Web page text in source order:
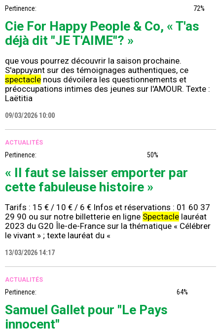
Pertinence: 72%
Cie For Happy People & Co, « T'as
déjà dit "JE T'AIME"? »
que vous pourrez découvrir la saison prochaine.
S'appuyant sur des témoignages authentiques, ce
spectacle nous dévoilera les questionnements et
préoccupations intimes des jeunes sur l'AMOUR. Texte :
Laëtitia
09/03/2026 10:00
ACTUALITÉS
Pertinence: 50%
« Il faut se laisser emporter par
cette fabuleuse histoire »
Tarifs : 15 € / 10 € / 6 € Infos et réservations : 01 60 37
29 90 ou sur notre billetterie en ligne Spectacle lauréat
2023 du G20 Île-de-France sur la thématique « Célébrer
le vivant » ; texte lauréat du «
13/03/2026 14:17
ACTUALITÉS
Pertinence: 64%
Samuel Gallet pour "Le Pays
innocent"